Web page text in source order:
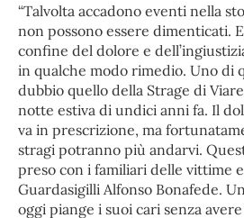
“Talvolta accadono eventi nella
non possono essere dimenticati.
confine del dolore e
in qualche modo rimedio. Uno di
dubbio quello della Strage di
notte estiva di undici anni fa. Il
va in prescrizione, ma
stragi potranno più andarvi.
preso con i familiari delle vittime
Guardasigilli Alfonso Bonafede.
oggi piange i suoi cari senza